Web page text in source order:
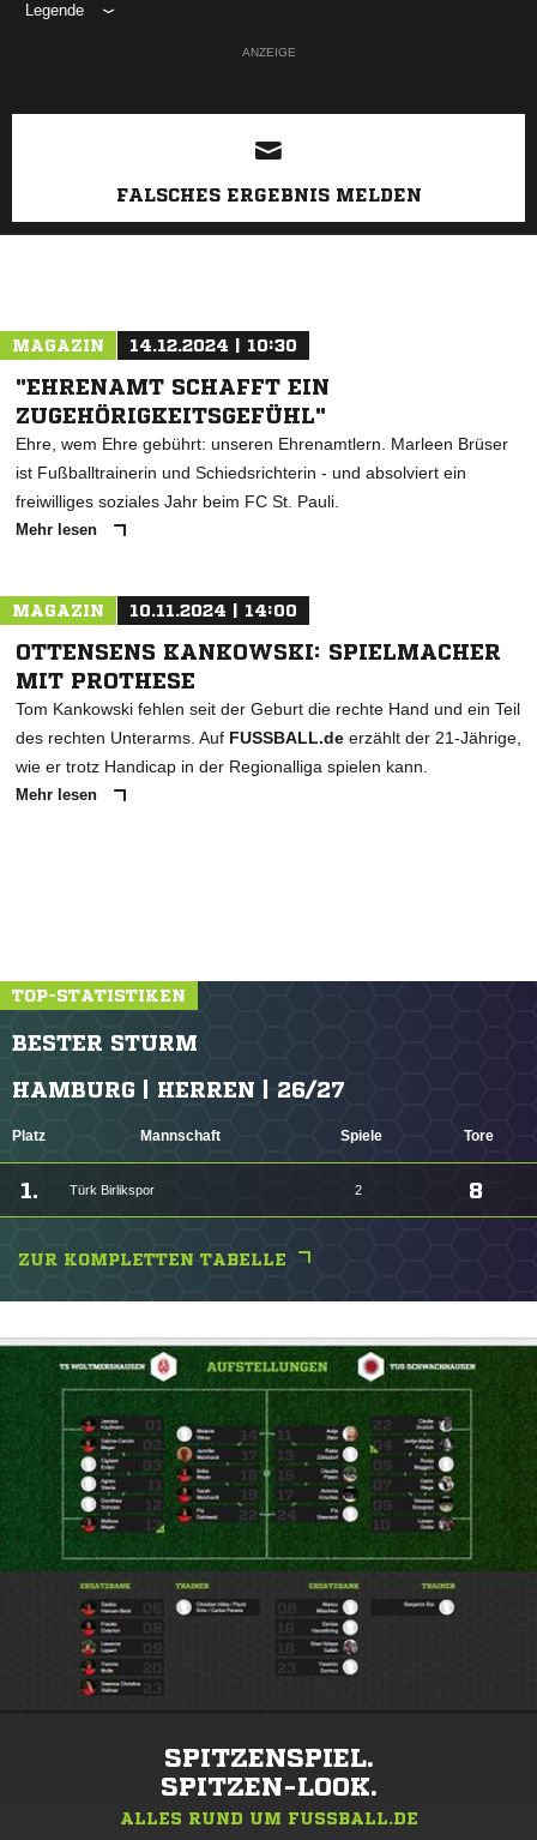
Legende
ANZEIGE
FALSCHES ERGEBNIS MELDEN
MAGAZIN 14.12.2024 | 10:30
"EHRENAMT SCHAFFT EIN
ZUGEHÖRIGKEITSGEFÜHL"
Ehre, wem Ehre gebührt: unseren Ehrenamtlern. Marleen Brüser
ist Fußballtrainerin und Schiedsrichterin - und absolviert ein
freiwilliges soziales Jahr beim FC St. Pauli.
Mehr lesen
MAGAZIN 10.11.2024 | 14:00
OTTENSENS KANKOWSKI: SPIELMACHER
MIT PROTHESE
Tom Kankowski fehlen seit der Geburt die rechte Hand und ein Teil
des rechten Unterarms. Auf FUSSBALL.de erzählt der 21-Jährige,
wie er trotz Handicap in der Regionalliga spielen kann.
Mehr lesen
TOP-STATISTIKEN
BESTER STURM
HAMBURG | HERREN | 26/27
Platz Mannschaft Spiele Tore
1. Türk Birlikspor 2 8
ZUR KOMPLETTEN TABELLE
SPITZENSPIEL.
SPITZEN-LOOK.
ALLES RUND UM FUSSBALL.DE